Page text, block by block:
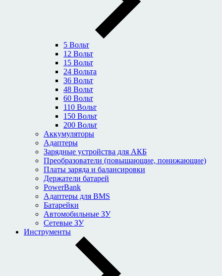
5 Вольт
12 Вольт
15 Вольт
24 Вольта
36 Вольт
48 Вольт
60 Вольт
110 Вольт
150 Вольт
200 Вольт
Аккумуляторы
Адаптеры
Зарядные устройства для АКБ
Преобразователи (повышающие, понижающие)
Платы заряда и балансировки
Держатели батарей
PowerBank
Адаптеры для BMS
Батарейки
Автомобильные ЗУ
Сетевые ЗУ
Инструменты